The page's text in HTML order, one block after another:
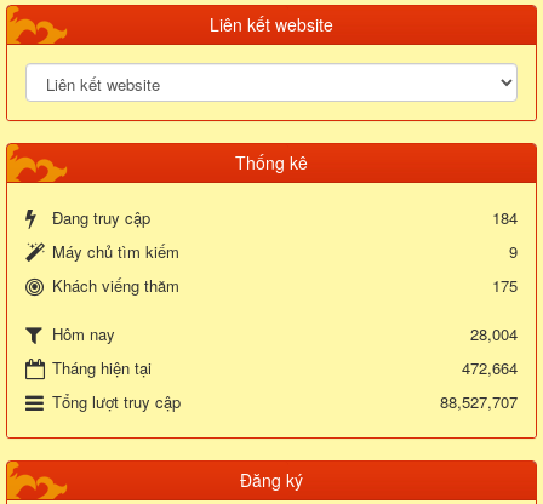
Liên kết website
Thống kê
Đang truy cập
184
Máy chủ tìm kiếm
9
Khách viếng thăm
175
Hôm nay
28,004
Tháng hiện tại
472,664
Tổng lượt truy cập
88,527,707
Đăng ký